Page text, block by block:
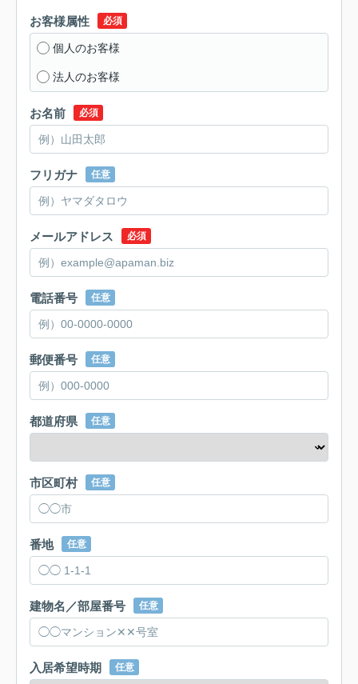
お客様属性 必須
個人のお客様
法人のお客様
お名前 必須
フリガナ 任意
メールアドレス 必須
電話番号 任意
郵便番号 任意
都道府県 任意
市区町村 任意
番地 任意
建物名／部屋番号 任意
入居希望時期 任意